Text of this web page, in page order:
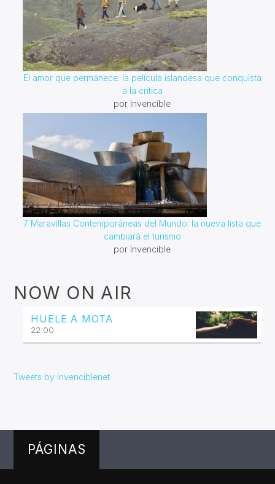
El amor que permanece: la película islandesa que conquista
a la crítica
por Invencible
7 Maravillas Contemporáneas del Mundo: la nueva lista que
cambiará el turismo
por Invencible
NOW ON AIR
HUELE A MOTA
22:00
Tweets by Invenciblenet
PÁGINAS